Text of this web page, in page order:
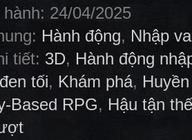
24/04/2025
Hành động, Nhập
tiết: 3D, Hành động
tối, Khám phá,
Based RPG, Hậu tận thế